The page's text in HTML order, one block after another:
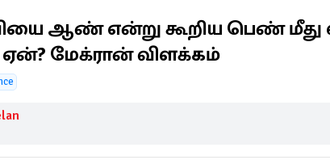
ஆண் என்று கூறிய பெண் மீது
மேக்ரான் விளக்கம்